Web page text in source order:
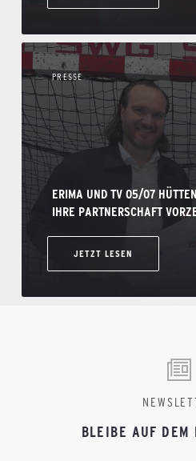
PRESSE
ERIMA UND TV 05/07
IHRE PARTNERSCHAFT
JETZT LESEN
BLEIBE AUF DEM